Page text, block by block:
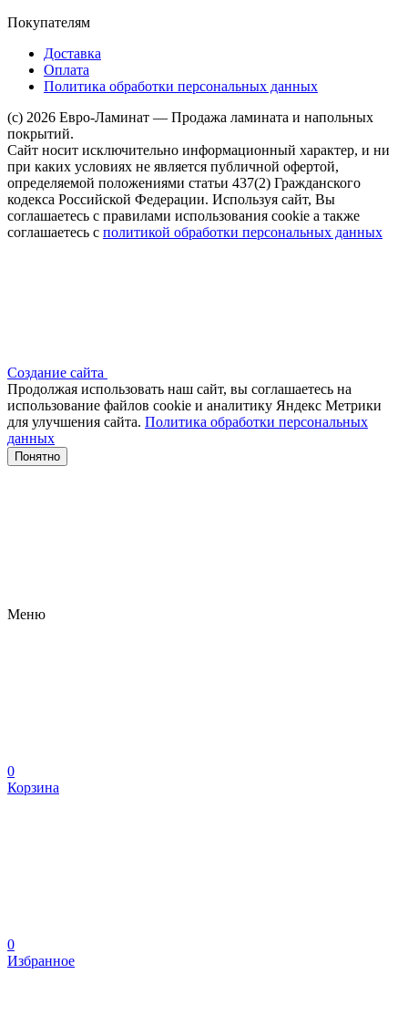
Покупателям
Доставка
Оплата
Политика обработки персональных данных
(c) 2026 Евро-Ламинат — Продажа ламината и напольных
покрытий.
Сайт носит исключительно информационный характер, и ни
при каких условиях не является публичной офертой,
определяемой положениями статьи 437(2) Гражданского
кодекса Российской Федерации. Используя сайт, Вы
соглашаетесь с правилами использования cookie а также
соглашаетесь с политикой обработки персональных данных
Создание сайта
Продолжая использовать наш сайт, вы соглашаетесь на
использование файлов сооkіе и аналитику Яндекс Метрики
для улучшения сайта. Политика обработки персональных
данных
Понятно
Меню
0
Корзина
0
Избранное